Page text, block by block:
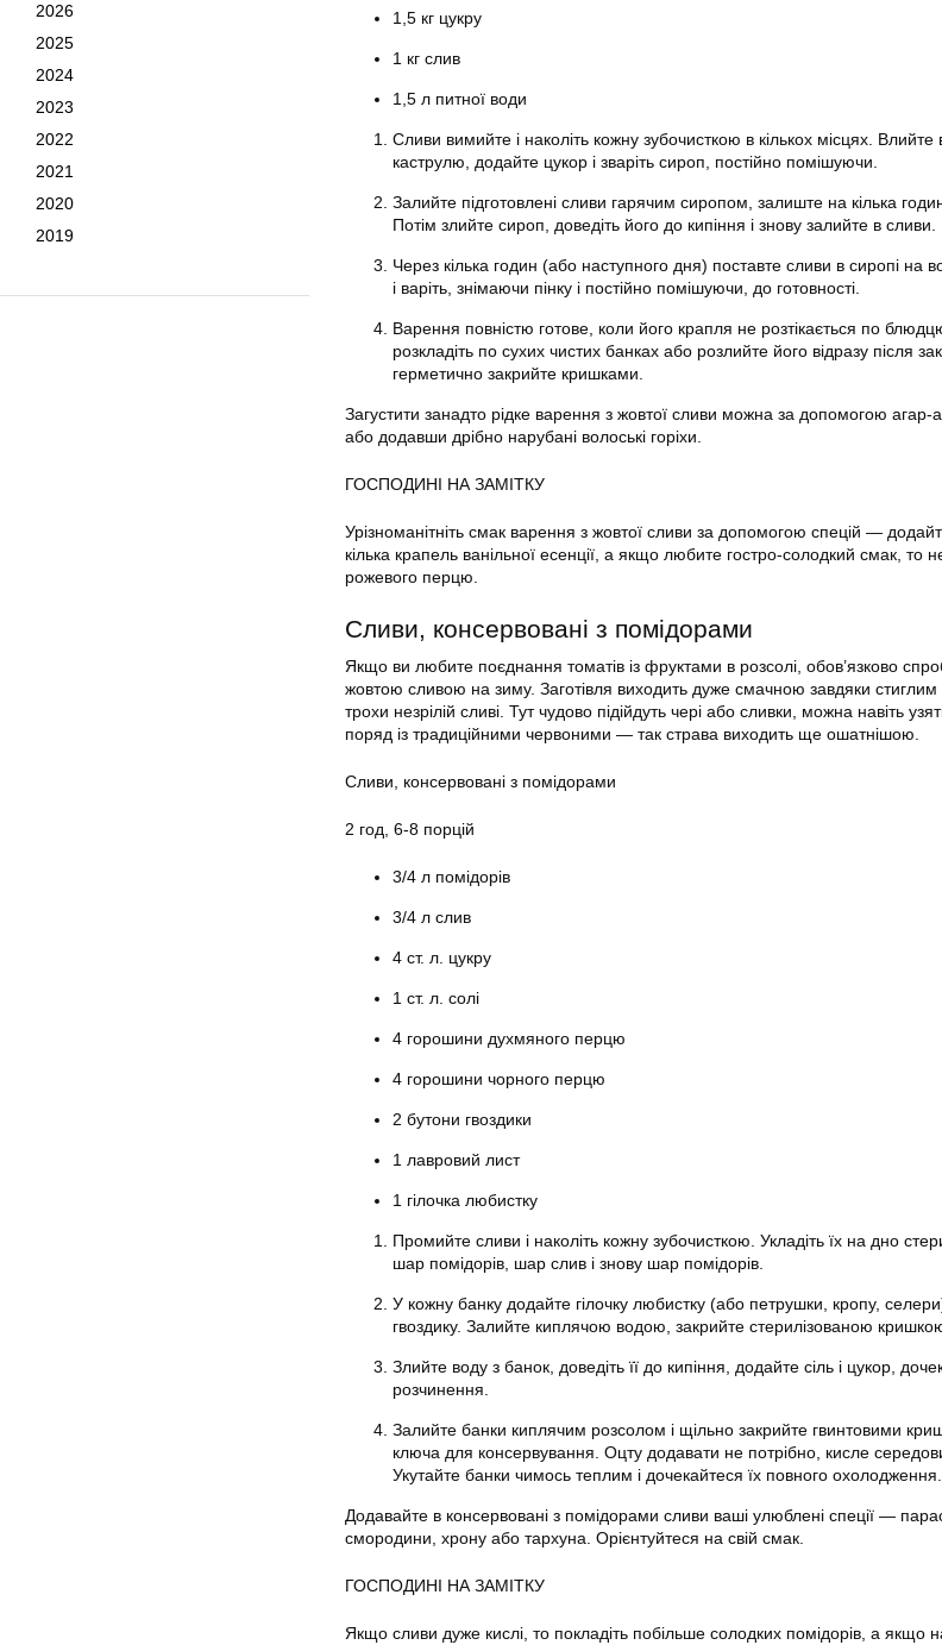
2026
2025
2024
2023
2022
2021
2020
2019
1,5 кг цукру
1 кг слив
1,5 л питної води
Сливи вимийте і наколіть кожну зубочисткою в кількох місцях. Влийте
каструлю, додайте цукор і зваріть сироп, постійно помішуючи.
Залийте підготовлені сливи гарячим сиропом, залиште на кілька
Потім злийте сироп, доведіть його до кипіння і знову залийте в сливи.
Через кілька годин (або наступного дня) поставте сливи в сиропі на
і варіть, знімаючи пінку і постійно помішуючи, до готовності.
Варення повністю готове, коли його крапля не розтікається по
розкладіть по сухих чистих банках або розлийте його відразу після
герметично закрийте кришками.
Загустити занадто рідке варення з жовтої сливи можна за допомогою агар-
або додавши дрібно нарубані волоські горіхи.
ГОСПОДИНІ НА ЗАМІТКУ
Урізноманітніть смак варення з жовтої сливи за допомогою спецій —
кілька крапель ванільної есенції, а якщо любите гостро-солодкий смак,
рожевого перцю.
Сливи, консервовані з помідорами
Якщо ви любите поєднання томатів із фруктами в розсолі, обов’язково
жовтою сливою на зиму. Заготівля виходить дуже смачною завдяки стиглим
трохи незрілій сливі. Тут чудово підійдуть чері або сливки, можна навіть
поряд із традиційними червоними — так страва виходить ще ошатнішою.
Сливи, консервовані з помідорами
2 год, 6-8 порцій
3/4 л помідорів
3/4 л слив
4 ст. л. цукру
1 ст. л. солі
4 горошини духмяного перцю
4 горошини чорного перцю
2 бутони гвоздики
1 лавровий лист
1 гілочка любистку
Промийте сливи і наколіть кожну зубочисткою. Укладіть їх на дно
шар помідорів, шар слив і знову шар помідорів.
У кожну банку додайте гілочку любистку (або петрушки, кропу,
гвоздику. Залийте киплячою водою, закрийте стерилізованою
Злийте воду з банок, доведіть її до кипіння, додайте сіль і цукор,
розчинення.
Залийте банки киплячим розсолом і щільно закрийте гвинтовими
ключа для консервування. Оцту додавати не потрібно, кисле
Укутайте банки чимось теплим і дочекайтеся їх повного охолодження.
Додавайте в консервовані з помідорами сливи ваші улюблені спеції —
смородини, хрону або тархуна. Орієнтуйтеся на свій смак.
ГОСПОДИНІ НА ЗАМІТКУ
Якщо сливи дуже кислі, то покладіть побільше солодких помідорів, а якщо